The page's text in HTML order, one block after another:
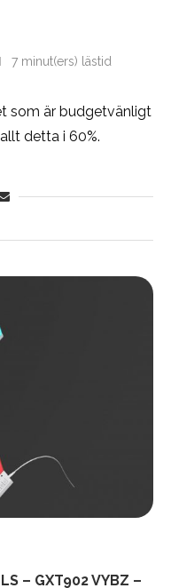
7 minut(ers) lästid
som är budgetvänligt
detta i 60%.
– GXT902 VYBZ –